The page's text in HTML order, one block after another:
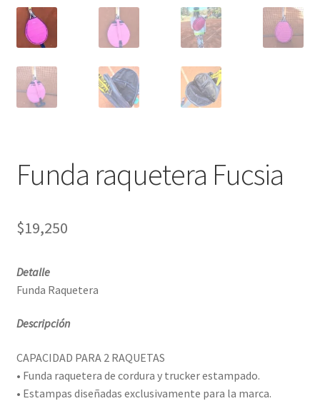
Funda raquetera Fucsia
$19,250
Detalle
Funda Raquetera
Descripción
CAPACIDAD PARA 2 RAQUETAS
• Funda raquetera de cordura y trucker estampado.
• Estampas diseñadas exclusivamente para la marca.